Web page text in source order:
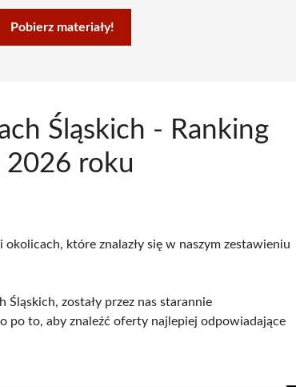
Pobierz materiały!
Śląskich - Ranking
2026 roku
które znalazły się w naszym zestawieniu
zostały przez nas starannie
po to, aby znaleźć oferty najlepiej odpowiadające